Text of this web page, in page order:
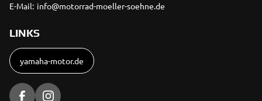
E-Mail: info@motorrad-moeller-soehne.de
LINKS
yamaha-motor.de